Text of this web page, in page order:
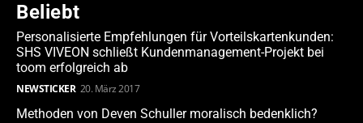
Beliebt
Personalisierte Empfehlungen für Vorteilskartenkunden:
SHS VIVEON schließt Kundenmanagement-Projekt bei
toom erfolgreich ab
NEWSTICKER 20. März 2017
Methoden von Deven Schuller moralisch bedenklich?